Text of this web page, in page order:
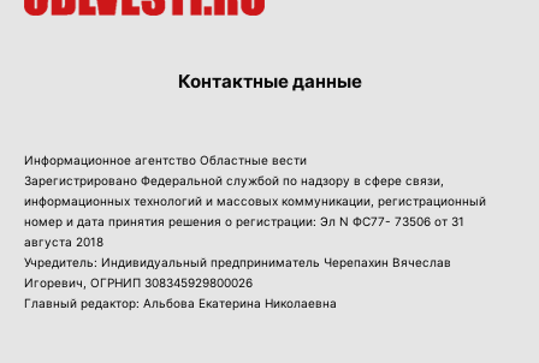
Контактные данные
Информационное агентство Областные вести
Зарегистрировано Федеральной службой по надзору в сфере связи,
информационных технологий и массовых коммуникации, регистрационный
номер и дата принятия решения о регистрации: Эл N ФС77- 73506 от 31
августа 2018
Учредитель: Индивидуальный предприниматель Черепахин Вячеслав
Игоревич, ОГРНИП 308345929800026
Главный редактор: Альбова Екатерина Николаевна